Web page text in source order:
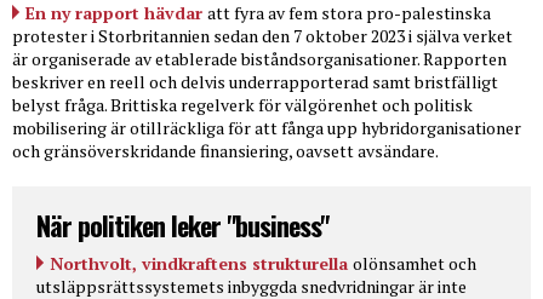
En ny rapport hävdar att fyra av fem stora pro-palestinska
protester i Storbritannien sedan den 7 oktober 2023 i själva verket
är organiserade av etablerade biståndsorganisationer. Rapporten
beskriver en reell och delvis underrapporterad samt bristfälligt
belyst fråga. Brittiska regelverk för välgörenhet och politisk
mobilisering är otillräckliga för att fånga upp hybridorganisationer
och gränsöverskridande finansiering, oavsett avsändare.
När politiken leker "business"
Northvolt, vindkraftens strukturella olönsamhet och
utsläppsrättssystemets inbyggda snedvridningar är inte